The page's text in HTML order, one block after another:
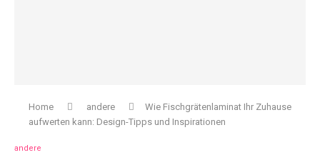
Home andere
Wie Fischgrätenlaminat Ihr Zuhause
aufwerten kann: Design-Tipps und Inspirationen
andere